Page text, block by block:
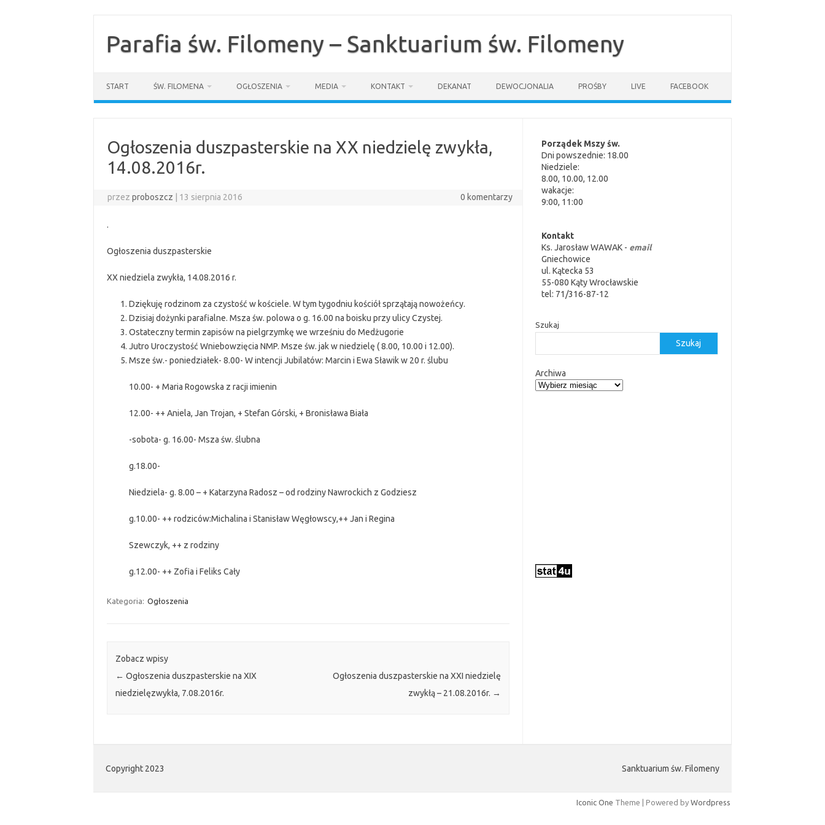
treściParafia św. Filomeny – Sanktuarium św. Filomeny
START ŚW. FILOMENA OGŁOSZENIA MEDIA KONTAKT DEKANAT DEWOCJONALIA PROŚBY LIVE FACEBOOK
Ogłoszenia duszpasterskie na XX niedzielę zwykła,
14.08.2016r.
przezproboszcz 13 sierpnia 2016 0 komentarzy
.
Ogłoszenia duszpasterskie
XX niedziela zwykła, 14.08.2016 r.
Dziękuję rodzinom za czystość w kościele. W tym tygodniu kościół sprzątają nowożeńcy.
Dzisiaj dożynki parafialne. Msza św. polowa o g. 16.00 na boisku przy ulicy Czystej.
Ostateczny termin zapisów na pielgrzymkę we wrześniu do Medżugorie
Jutro Uroczystość Wniebowzięcia NMP. Msze św. jak w niedzielę ( 8.00, 10.00 i 12.00).
Msze św.- poniedziałek- 8.00- W intencji Jubilatów: Marcin i Ewa Sławik w 20 r. ślubu
10.00- + Maria Rogowska z racji imienin
12.00- ++ Aniela, Jan Trojan, + Stefan Górski, + Bronisława Biała
-sobota- g. 16.00- Msza św. ślubna
g.18.00-
Niedziela- g. 8.00 – + Katarzyna Radosz – od rodziny Nawrockich z Godziesz
g.10.00- ++ rodziców:Michalina i Stanisław Węgłowscy,++ Jan i Regina
Szewczyk, ++ z rodziny
g.12.00- ++ Zofia i Feliks Cały
Kategoria: Ogłoszenia
Zobacz wpisy
← Ogłoszenia duszpasterskie na XIX
niedzielęzwykła, 7.08.2016r.
Ogłoszenia duszpasterskie na XXI niedzielę
zwykłą – 21.08.2016r. →
Porządek Mszy św.
Dni powszednie: 18.00
Niedziele:
8.00, 10.00, 12.00
wakacje:
9:00, 11:00
Kontakt
Ks. Jarosław WAWAK - email
Gniechowice
ul. Kątecka 53
55-080 Kąty Wrocławskie
tel: 71/316-87-12
Szukaj
Szukaj
Archiwa
Copyright 2023 Sanktuarium św. Filomeny
Iconic One Theme | Powered by Wordpress